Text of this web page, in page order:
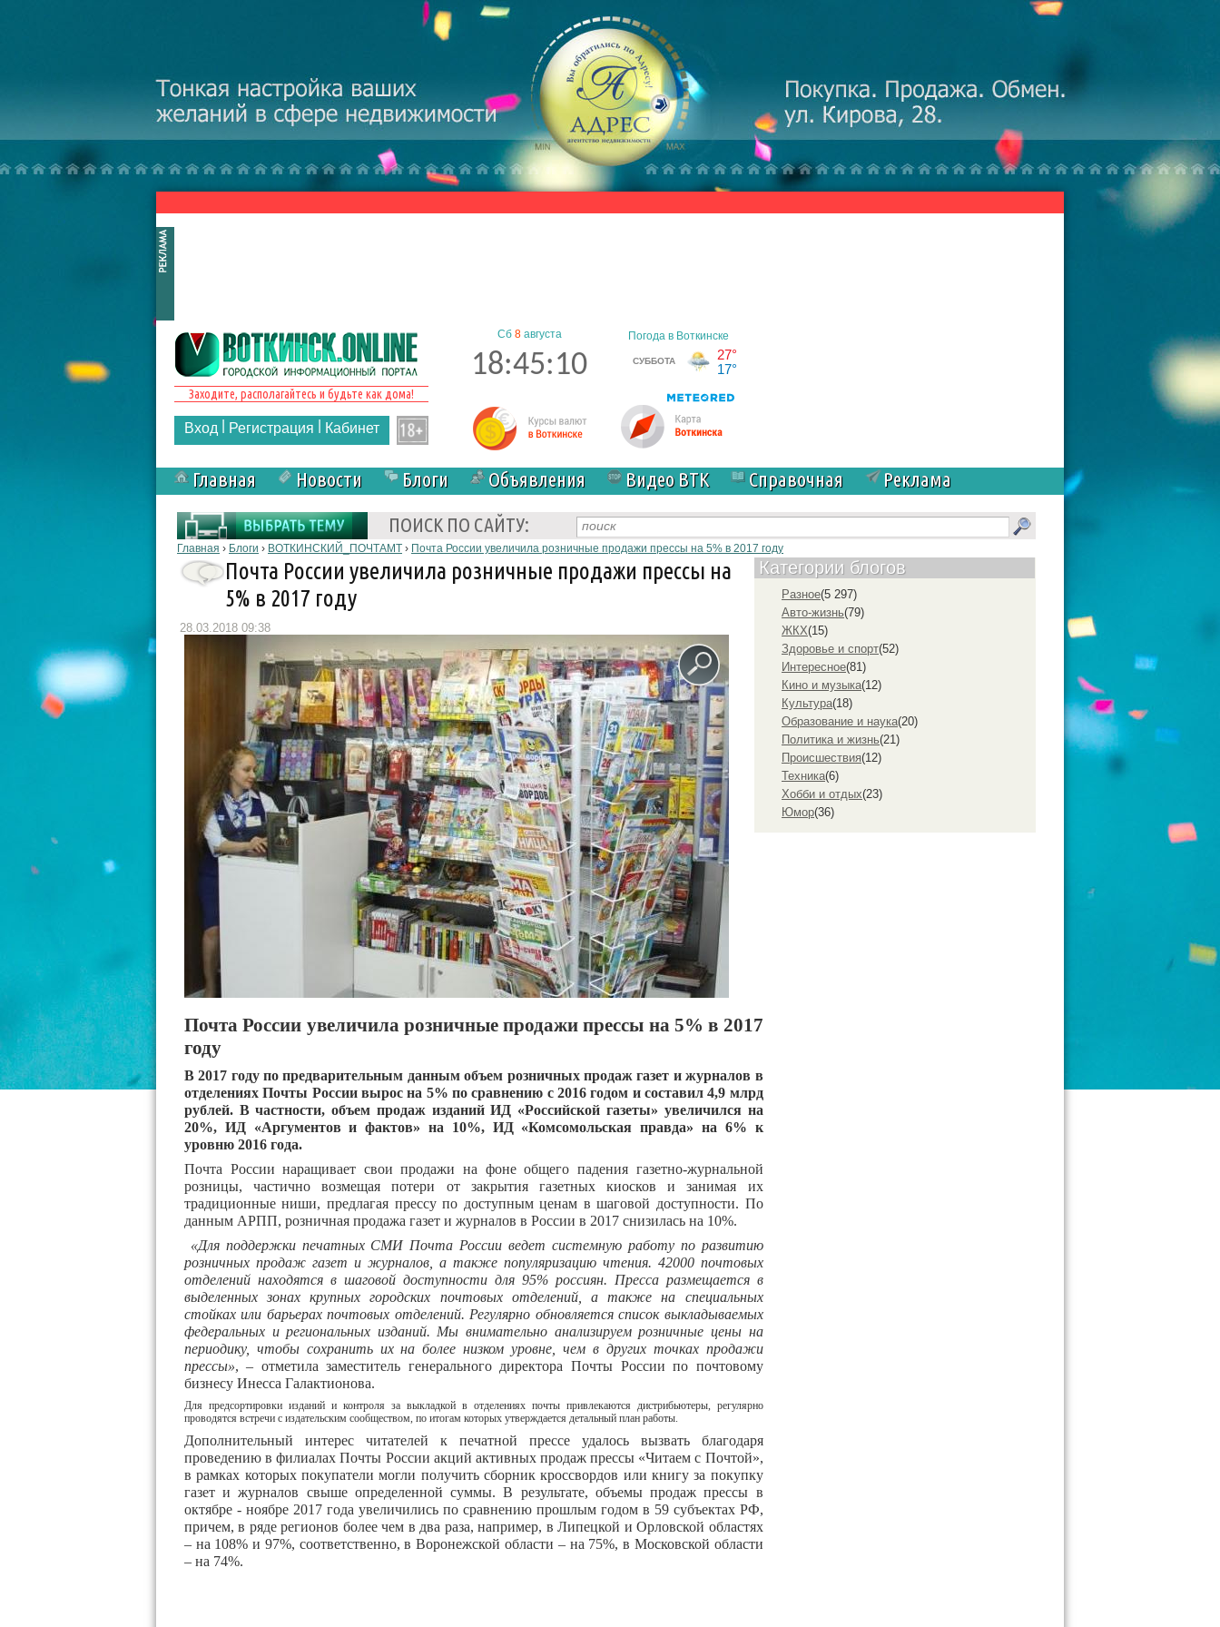
Заходите, располагайтесь и будьте как дома!
Вход Регистрация Кабинет
Сб 8августа
18:45:11
Главная Новости Блоги Объявления Видео ВТК Справочная
Реклама
ПОИСК ПО САЙТУ:
Форма поиска
Вы здесь
Главная › Блоги › ВОТКИНСКИЙ_ПОЧТАМТ › Почта России увеличила розничные продажи прессы на 5% в 2017 году
Почта России увеличила розничные продажи прессы на
5% в 2017 году
28.03.2018 09:38
Почта России увеличила розничные продажи прессы на 5% в 2017
году
В 2017 году по предварительным данным объем розничных продаж газет и журналов в
отделениях Почты России вырос на 5% по сравнению с 2016 годом и составил 4,9 млрд
рублей. В частности, объем продаж изданий ИД «Российской газеты» увеличился на
20%, ИД «Аргументов и фактов» на 10%, ИД «Комсомольская правда» на 6% к
уровню 2016 года.
Почта России наращивает свои продажи на фоне общего падения газетно-журнальной
розницы, частично возмещая потери от закрытия газетных киосков и занимая их
традиционные ниши, предлагая прессу по доступным ценам в шаговой доступности. По
данным АРПП, розничная продажа газет и журналов в России в 2017 снизилась на 10%.
«Для поддержки печатных СМИ Почта России ведет системную работу по развитию
розничных продаж газет и журналов, а также популяризацию чтения. 42000 почтовых
отделений находятся в шаговой доступности для 95% россиян. Пресса размещается в
выделенных зонах крупных городских почтовых отделений, а также на специальных
стойках или барьерах почтовых отделений. Регулярно обновляется список выкладываемых
федеральных и региональных изданий. Мы внимательно анализируем розничные цены на
периодику, чтобы сохранить их на более низком уровне, чем в других точках продажи
прессы», – отметила заместитель генерального директора Почты России по почтовому
бизнесу Инесса Галактионова.
Для предсортировки изданий и контроля за выкладкой в отделениях почты привлекаются дистрибьютеры, регулярно
проводятся встречи с издательским сообществом, по итогам которых утверждается детальный план работы.
Дополнительный интерес читателей к печатной прессе удалось вызвать благодаря
проведению в филиалах Почты России акций активных продаж прессы «Читаем с Почтой»,
в рамках которых покупатели могли получить сборник кроссвордов или книгу за покупку
газет и журналов свыше определенной суммы. В результате, объемы продаж прессы в
октябре - ноябре 2017 года увеличились по сравнению прошлым годом в 59 субъектах РФ,
причем, в ряде регионов более чем в два раза, например, в Липецкой и Орловской областях
– на 108% и 97%, соответственно, в Воронежской области – на 75%, в Московской области
– на 74%.
Категории блогов
Разное(5 297)
Авто-жизнь(79)
ЖКХ(15)
Здоровье и спорт(52)
Интересное(81)
Кино и музыка(12)
Культура(18)
Образование и наука(20)
Политика и жизнь(21)
Проиcшествия(12)
Техника(6)
Хобби и отдых(23)
Юмор(36)